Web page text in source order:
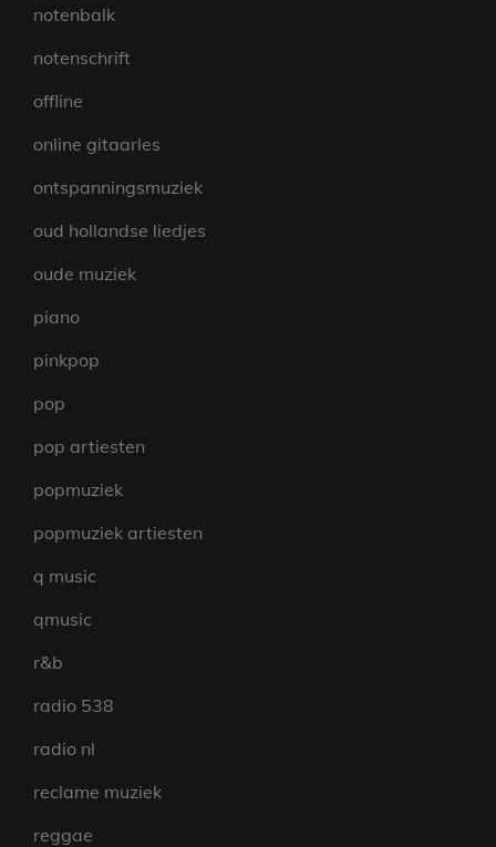
notenbalk
notenschrift
offline
online gitaarles
ontspanningsmuziek
oud hollandse liedjes
oude muziek
piano
pinkpop
pop
pop artiesten
popmuziek
popmuziek artiesten
q music
qmusic
r&b
radio 538
radio nl
reclame muziek
reggae